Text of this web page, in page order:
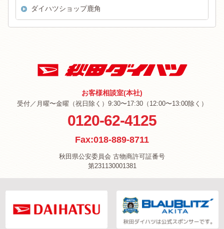
ダイハツショップ鹿角
お客様相談室(本社)
受付／月曜〜金曜（祝日除く）9:30〜17:30（12:00〜13:00除く）
0120-62-4125
Fax:018-889-8711
秋田県公安委員会 古物商許可証番号
第231130001381